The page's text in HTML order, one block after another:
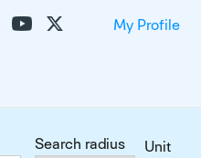
My Profile
Search radius
Unit